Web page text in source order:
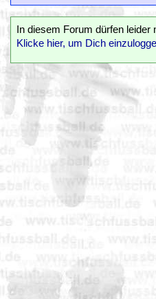
In diesem Forum dürfen
Klicke hier, um Dich